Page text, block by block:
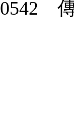
0542